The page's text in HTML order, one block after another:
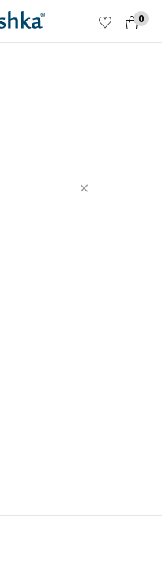
0